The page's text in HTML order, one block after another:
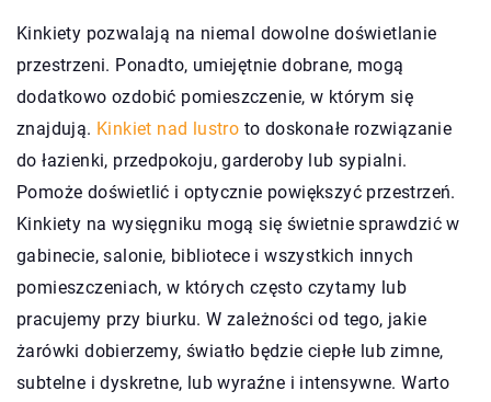
Kinkiety pozwalają na niemal dowolne doświetlanie
przestrzeni. Ponadto, umiejętnie dobrane, mogą
dodatkowo ozdobić pomieszczenie, w którym się
znajdują. Kinkiet nad lustro to doskonałe rozwiązanie
do łazienki, przedpokoju, garderoby lub sypialni.
Pomoże doświetlić i optycznie powiększyć przestrzeń.
Kinkiety na wysięgniku mogą się świetnie sprawdzić w
gabinecie, salonie, bibliotece i wszystkich innych
pomieszczeniach, w których często czytamy lub
pracujemy przy biurku. W zależności od tego, jakie
żarówki dobierzemy, światło będzie ciepłe lub zimne,
subtelne i dyskretne, lub wyraźne i intensywne. Warto